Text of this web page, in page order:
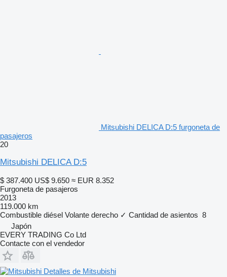
Mitsubishi DELICA D:5 furgoneta de
pasajeros
20
Mitsubishi DELICA D:5
$ 387.400 US$ 9.650 ≈ EUR 8.352
Furgoneta de pasajeros
2013
119.000 km
Combustible diésel Volante derecho ✓ Cantidad de asientos 8
Japón
EVERY TRADING Co Ltd
Contacte con el vendedor
Detalles de Mitsubishi